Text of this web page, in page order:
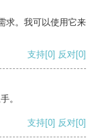
求。我可以使用它来
支持[0] 反对[0]
。
支持[0] 反对[0]